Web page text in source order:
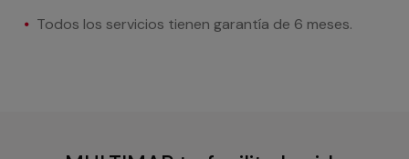
Todos los servicios tienen garantía de 6 meses.